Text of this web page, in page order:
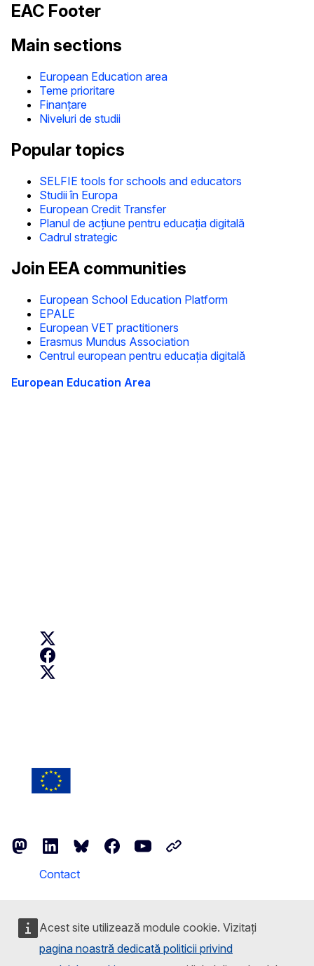
Acest site utilizează module cookie. Vizitați
pagina noastră dedicată politicii privind
EAC Footer
Main sections
European Education area
Teme prioritare
Finanțare
Niveluri de studii
Popular topics
SELFIE tools for schools and educators
Studii în Europa
European Credit Transfer
Planul de acțiune pentru educația digitală
Cadrul strategic
Join EEA communities
European School Education Platform
EPALE
European VET practitioners
Erasmus Mundus Association
Centrul european pentru educația digitală
European Education Area
MastodonLinkedInBlueskyFacebookYoutubeOther networks
Contact
Languages on our websites